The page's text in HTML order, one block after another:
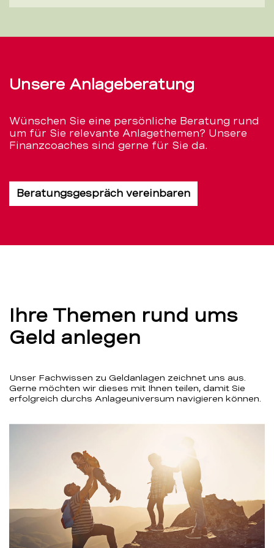
Unsere Anlageberatung
Wünschen Sie eine persönliche Beratung rund
um für Sie relevante Anlagethemen? Unsere
Finanzcoaches sind gerne für Sie da.
Beratungsgespräch vereinbaren
Ihre Themen rund ums
Geld anlegen
Unser Fachwissen zu Geldanlagen zeichnet uns aus.
Gerne möchten wir dieses mit Ihnen teilen, damit Sie
erfolgreich durchs Anlageuniversum navigieren können.